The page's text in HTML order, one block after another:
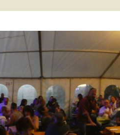
Proben
Kerwebilder 2018
Nacht der jungen
Kerwe in Hochspeyer
Auftritt Schifferstadt
Gartenfest beim MGV
Heiligenstein